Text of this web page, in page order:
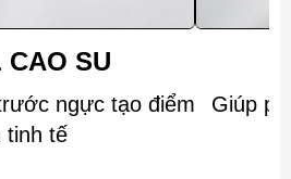
CAO SU
ngực tạo điểm
tinh tế
Giúp